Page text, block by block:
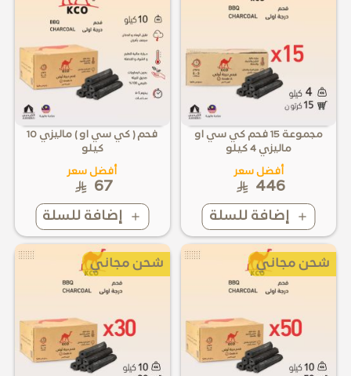
إضافة للسلة
مجموعة 15 فحم كي سي او
ماليزي 4 كيلو
أفضل سعر
446
إضافة للسلة
فحم ( كي سي او ) ماليزي 10
كيلو
أفضل سعر
67
شحن مجاني شحن مجاني